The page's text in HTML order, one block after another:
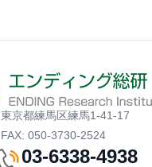
東京都練馬区練馬1-41-17
FAX: 050-3730-2524
03-6338-4938